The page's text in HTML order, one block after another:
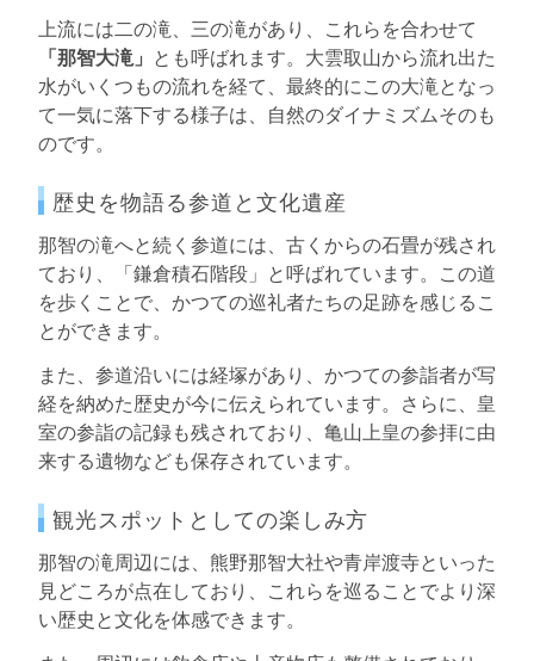
上流には二の滝、三の滝があり、これらを合わせて
「那智大滝」 とも呼ばれます。大雲取山から流れ出た
水がいくつもの流れを経て、最終的にこの大滝となっ
て一気に落下する様子は、自然のダイナミズムそのも
のです。
歴史を物語る参道と文化遺産
那智の滝へと続く参道には、古くからの石畳が残され
ており、「鎌倉積石階段」と呼ばれています。この道
を歩くことで、かつての巡礼者たちの足跡を感じるこ
とができます。
また、参道沿いには経塚があり、かつての参詣者が写
経を納めた歴史が今に伝えられています。さらに、皇
室の参詣の記録も残されており、亀山上皇の参拝に由
来する遺物なども保存されています。
観光スポットとしての楽しみ方
那智の滝周辺には、熊野那智大社や青岸渡寺といった
見どころが点在しており、これらを巡ることでより深
い歴史と文化を体感できます。